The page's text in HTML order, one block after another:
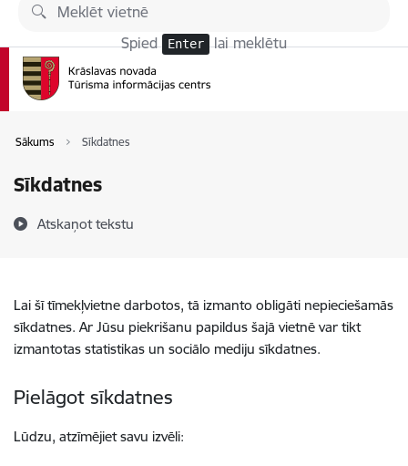
Pāriet uz lapas saturu
Spied Enter lai meklētu
Sākums Sīkdatnes
Sīkdatnes
Atskaņot tekstu
Lai šī tīmekļvietne darbotos, tā izmanto obligāti nepieciešamās
sīkdatnes. Ar Jūsu piekrišanu papildus šajā vietnē var tikt
izmantotas statistikas un sociālo mediju sīkdatnes.
Pielāgot sīkdatnes
Lūdzu, atzīmējiet savu izvēli: